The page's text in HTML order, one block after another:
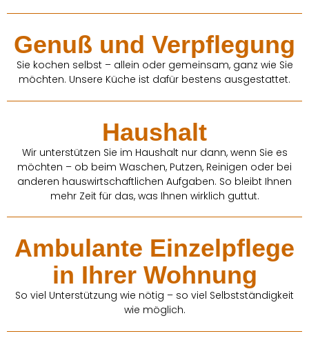
Genuß und Verpflegung
Sie kochen selbst – allein oder gemeinsam, ganz wie Sie
möchten. Unsere Küche ist dafür bestens ausgestattet.
Haushalt
Wir unterstützen Sie im Haushalt nur dann, wenn Sie es
möchten – ob beim Waschen, Putzen, Reinigen oder bei
anderen hauswirtschaftlichen Aufgaben. So bleibt Ihnen
mehr Zeit für das, was Ihnen wirklich guttut.
Ambulante Einzelpflege
in Ihrer Wohnung
So viel Unterstützung wie nötig – so viel Selbstständigkeit
wie möglich.